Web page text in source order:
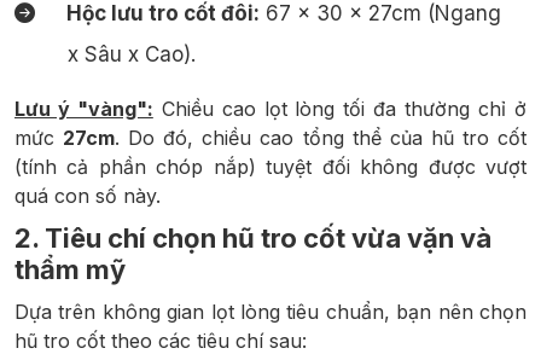
Hộc lưu tro cốt đôi: 67 x 30 x 27cm (Ngang
x Sâu x Cao).
Lưu ý "vàng": Chiều cao lọt lòng tối đa thường chỉ ở
mức 27cm. Do đó, chiều cao tổng thể của hũ tro cốt
(tính cả phần chóp nắp) tuyệt đối không được vượt
quá con số này.
2. Tiêu chí chọn hũ tro cốt vừa vặn và
thẩm mỹ
Dựa trên không gian lọt lòng tiêu chuẩn, bạn nên chọn
hũ tro cốt theo các tiêu chí sau: